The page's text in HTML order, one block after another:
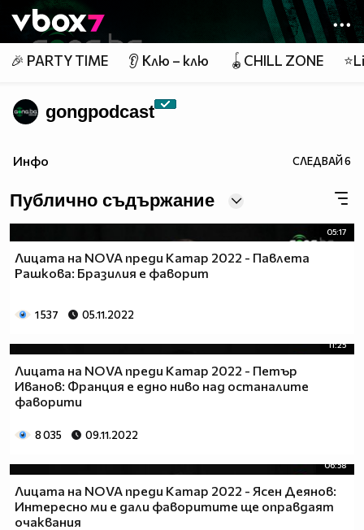
👾
🎉 PARTY TIME 👂 Клю – клю 🪀CHILL ZONE
gongpodcast
Инфо СЛЕДВАЙ6
Публично съдържание
05:17
Лицата на NOVA преди Катар 2022 - Павлета
Рашкова: Бразилия е фаворит
1 537 05.11.2022
11:25
Лицата на NOVA преди Катар 2022 - Петър
Иванов: Франция е едно ниво над останалите
фаворити
8 035 09.11.2022
06:58
Лицата на NOVA преди Катар 2022 - Ясен Деянов:
Интересно ми е дали фаворитите ще оправдаят
очаквания